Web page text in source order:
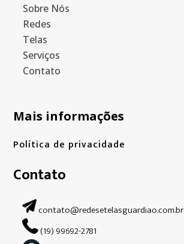
Sobre Nós
Redes
Telas
Serviços
Contato
Mais informações
Política de privacidade
Contato
contato@redesetelasguardiao.com.br
(19) 99692-2781